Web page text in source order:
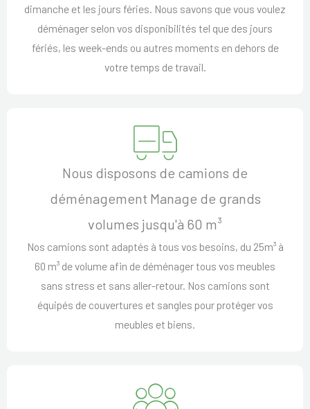
dimanche et les jours féries. Nous savons que vous voulez
déménager selon vos disponibilités tel que des jours
fériés, les week-ends ou autres moments en dehors de
votre temps de travail.
Nous disposons de camions de
déménagement Manage de grands
volumes jusqu'à 60 m³
Nos camions sont adaptés à tous vos besoins, du 25m³ à
60 m³ de volume afin de déménager tous vos meubles
sans stress et sans aller-retour. Nos camions sont
équipés de couvertures et sangles pour protéger vos
meubles et biens.